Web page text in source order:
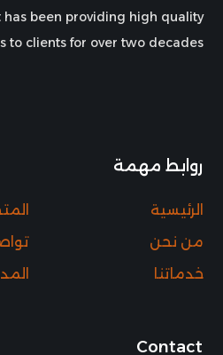
been providing high quality
to clients for over two decades.
روابط مهمة
الرئيسية
من نحن
خدماتنا
Contact